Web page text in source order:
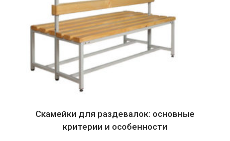
Скамейки для раздевалок: основные
критерии и особенности